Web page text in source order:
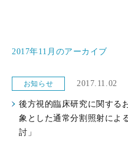
2017年11月のアーカイブ
お知らせ 2017.11.02
後方視的臨床研究に関する
象とした通常分割照射によ
討」